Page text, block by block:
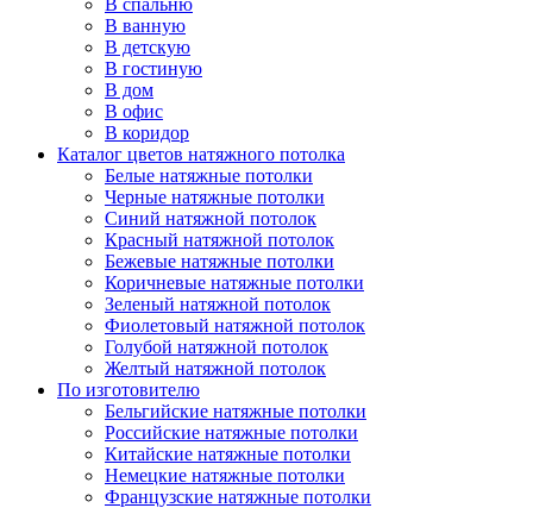
В ванную
В детскую
В гостиную
В дом
В офис
В коридор
Каталог цветов натяжного потолка
Белые натяжные потолки
Черные натяжные потолки
Синий натяжной потолок
Красный натяжной потолок
Бежевые натяжные потолки
Коричневые натяжные потолки
Зеленый натяжной потолок
Фиолетовый натяжной потолок
Голубой натяжной потолок
Желтый натяжной потолок
По изготовителю
Бельгийские натяжные потолки
Российские натяжные потолки
Китайские натяжные потолки
Немецкие натяжные потолки
Французские натяжные потолки